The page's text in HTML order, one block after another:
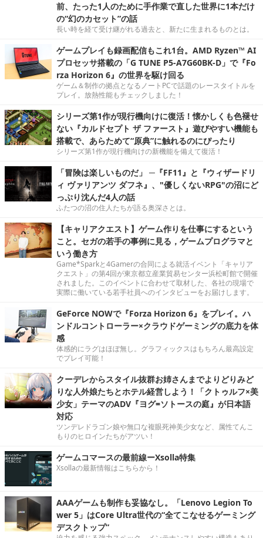
前、たった1人のために手作業で直した世界に1本だけ
の“幻のカセット”の話
長い時を経て受け継がれる過去と、新たに生まれるものとは。
ゲームプレイも録画配信もこれ1台。AMD Ryzen™ AI
プロセッサ搭載の「G TUNE P5-A7G60BK-D」で『Fo
rza Horizon 6』の世界を駆け回る
ゲーム＆制作の拠点となるノートPCで話題のレースタイトルを
プレイ。放熱性能もチェックしました！
シリーズ第1作が現行機向けに復活！懐かしくも色褪せ
ない『カルドセプト ザ ファースト』遊びやすい機能も
搭載で、あらためて“原典”に触れるのにぴったり
シリーズ第1作が現行機向けの新機能を備えて復活！
「冒険は楽しいものだ」 ─『FF11』と『ウィザードリ
ィ ヴァリアンツ ダフネ』、"優しくないRPG"の沼にど
っぷり沈んだ4人の話
ふたつの沼の住人たちが語る奥深さとは。
【キャリアクエスト】ゲーム作りを仕事にするという
こと。セガの若手の事例に見る，ゲームプログラマと
いう働き方
Game*Sparkと4Gamerの合同による就活イベント「キャリア
クエスト」の第4回が東京都立産業貿易センター浜松町館で開催
されました。このイベントに合わせて取材した、各社の現場で
実際に働いている若手社員へのインタビューをお届けします。
GeForce NOWで『Forza Horizon 6』をプレイ。ハ
ンドルコントローラー×クラウドゲーミングの底力を体
感
体感的にラグはほぼ無し。グラフィックスはもちろん最高設定
でプレイ可能！
クーデレからスタイル抜群お姉さんまでよりどりみど
りな人外娘たちとホテル経営しよう！「クトゥルフ×美
少女」テーマのADV『ヨグ=ソトースの庭』が日本語
対応
ツンデレドラゴン娘や無口な複眼死神美少女など、属性てんこ
もりのヒロインたちがアツい！
ゲームコマースの最前線ーXsolla特集
Xsollaの最新情報はこちらから！
AAAゲームも制作も妥協なし。「Lenovo Legion To
wer 5」はCore Ultra世代の“全てこなせるゲーミング
デスクトップ”